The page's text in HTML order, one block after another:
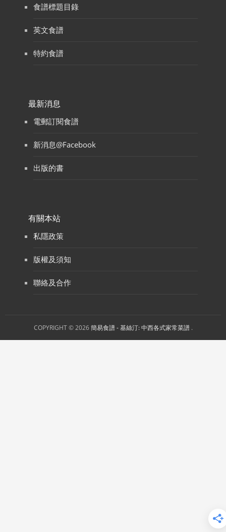
食譜標題目錄
英文食譜
特約食譜
最新消息
電郵訂閱食譜
新消息@Facebook
出版的書
有關本站
私隱政策
版權及須知
聯絡及合作
COPYRIGHT © 2026簡易食譜 - 基絲汀: 中西各式家常菜譜 .